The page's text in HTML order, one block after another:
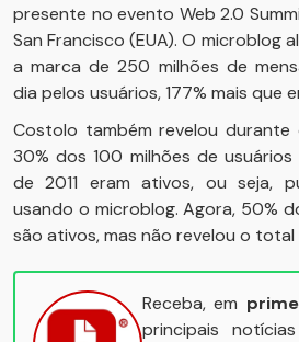
presente no evento Web 2.0
San Francisco (EUA). O microblog
a marca de 250 milhões de
dia pelos usuários, 177% mais que
Costolo também revelou
30% dos 100 milhões de
de 2011 eram ativos, ou seja,
usando o microblog. Agora, 50%
são ativos, mas não revelou o
Receba, em
principais